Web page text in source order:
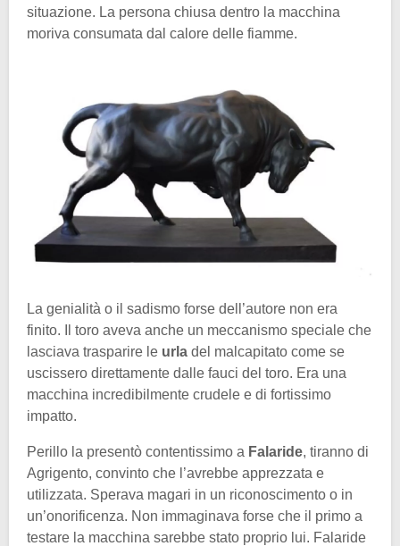
situazione. La persona chiusa dentro la macchina
moriva consumata dal calore delle fiamme.
La genialità o il sadismo forse dell’autore non era
finito. Il toro aveva anche un meccanismo speciale che
lasciava trasparire le urla del malcapitato come se
uscissero direttamente dalle fauci del toro. Era una
macchina incredibilmente crudele e di fortissimo
impatto.
Perillo la presentò contentissimo a Falaride, tiranno di
Agrigento, convinto che l’avrebbe apprezzata e
utilizzata. Sperava magari in un riconoscimento o in
un’onorificenza. Non immaginava forse che il primo a
testare la macchina sarebbe stato proprio lui. Falaride